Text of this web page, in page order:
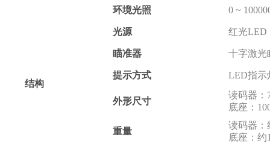
结构
环境光照 0 ~
光源 红光LED
瞄准器 十字激光
提示方式 LED指示灯
外形尺寸
读码器
底座
重量
读码器
底座：